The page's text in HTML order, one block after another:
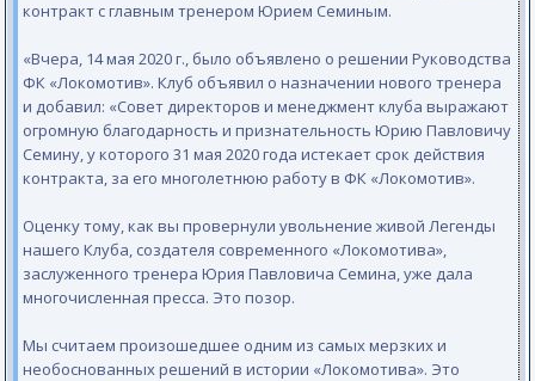
контракт с главным тренером Юрием Семиным.
«Вчера, 14 мая 2020 г., было объявлено о решении Руководства
ФК «Локомотив». Клуб объявил о назначении нового тренера
и добавил: «Совет директоров и менеджмент клуба выражают
огромную благодарность и признательность Юрию Павловичу
Семину, у которого 31 мая 2020 года истекает срок действия
контракта, за его многолетнюю работу в ФК «Локомотив».
Оценку тому, как вы провернули увольнение живой Легенды
нашего Клуба, создателя современного «Локомотива»,
заслуженного тренера Юрия Павловича Семина, уже дала
многочисленная пресса. Это позор.
Мы считаем произошедшее одним из самых мерзких и
необоснованных решений в истории «Локомотива». Это